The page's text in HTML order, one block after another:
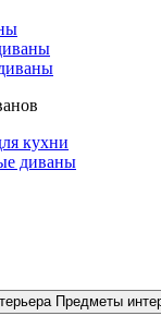
кухни
диваны
Предметы